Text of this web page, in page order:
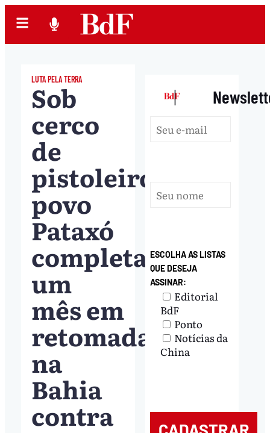
LUTA PELA TERRA
Sob
cerco
de
pistoleiros,
povo
Pataxó
completa
um
mês em
retomada
na
Bahia
contra
|
ESCOLHA AS LISTAS
QUE DESEJA
ASSINAR:
Editorial
BdF
Ponto
Notícias da
China